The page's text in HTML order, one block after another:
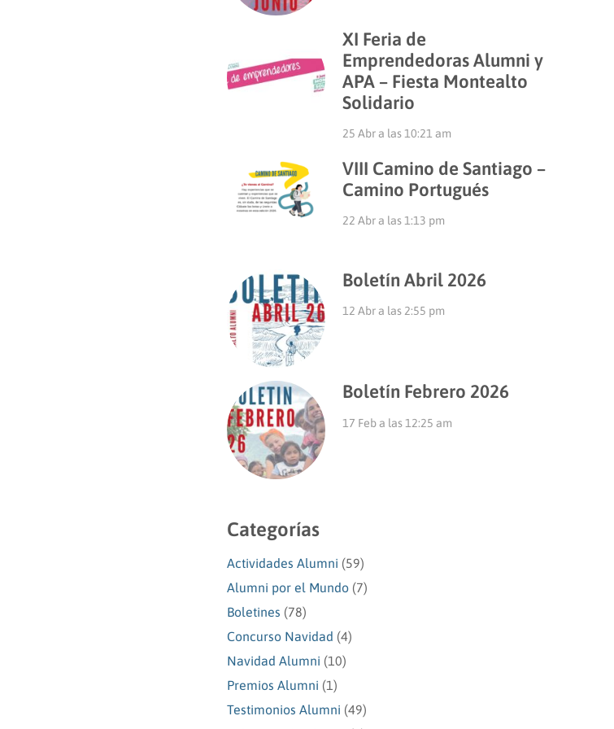
XI Feria de
Emprendedoras Alumni y
APA – Fiesta Montealto
Solidario
25 Abr a las 10:21 am
VIII Camino de Santiago –
Camino Portugués
22 Abr a las 1:13 pm
Boletín Abril 2026
12 Abr a las 2:55 pm
Boletín Febrero 2026
17 Feb a las 12:25 am
Categorías
Actividades Alumni (59)
Alumni por el Mundo (7)
Boletines (78)
Concurso Navidad (4)
Navidad Alumni (10)
Premios Alumni (1)
Testimonios Alumni (49)